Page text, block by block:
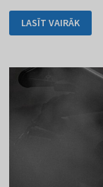
ZELDA
SĒRIJA
IR
SPĒLE
LASĪT VAIRĀK